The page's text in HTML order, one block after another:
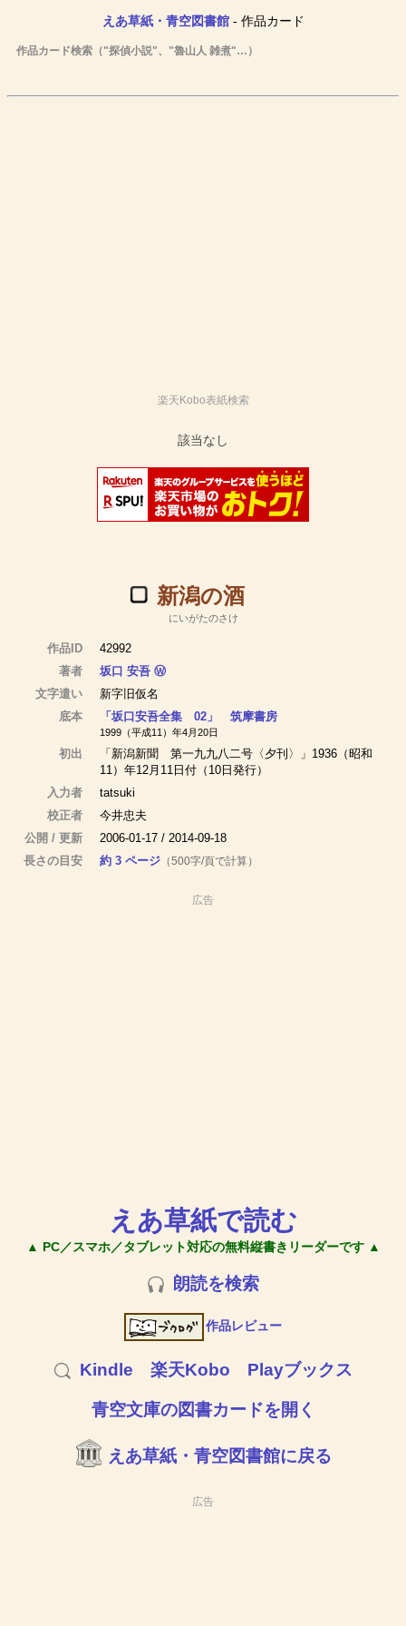
えあ草紙・青空図書館- 作品カード
作品カード検索（"探偵小説"、"魯山人 雑煮"…）
楽天Kobo表紙検索
新潟の酒
にいがたのさけ
作品ID
42992
著者
坂口 安吾 Ⓦ
文字遣い
新字旧仮名
底本
「坂口安吾全集 02」 筑摩書房
1999（平成11）年4月20日
初出
「新潟新聞 第一九九八二号〈夕刊〉」1936（昭和
11）年12月11日付（10日発行）
入力者
tatsuki
校正者
今井忠夫
公開 / 更新
2006-01-17 / 2014-09-18
長さの目安
約 3 ページ （500字/頁で計算）
広告
えあ草紙で読む
▲ PC／スマホ／タブレット対応の無料縦書きリーダーです ▲
朗読を検索
作品レビュー
Kindle 楽天Kobo Playブックス
青空文庫の図書カードを開く
えあ草紙・青空図書館に戻る
広告